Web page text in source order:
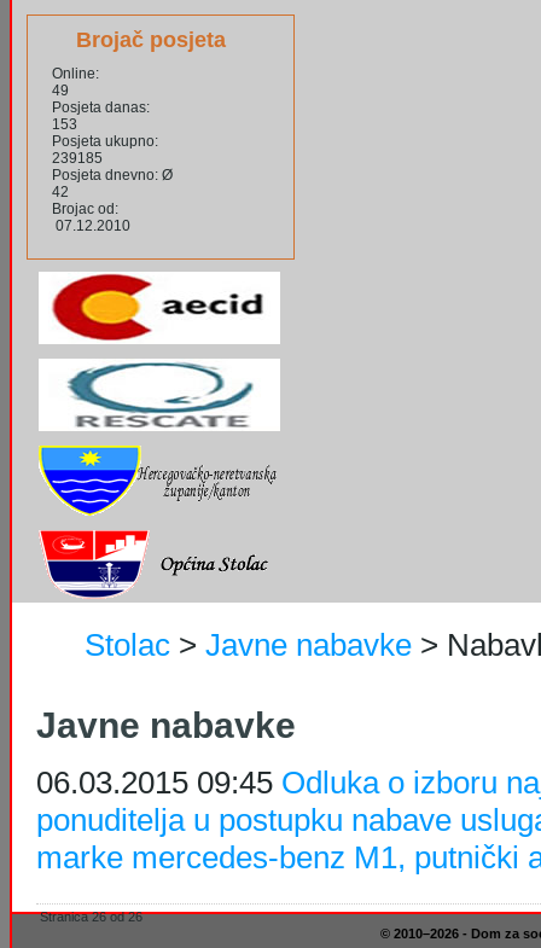
Brojač posjeta
Online:
49
Posjeta danas:
153
Posjeta ukupno:
239185
Posjeta dnevno: Ø
42
Brojac od:
07.12.2010
Stolac > Javne nabavke >
Javne nabavke
06.03.2015 09:45 Odluka o izboru
ponuditelja u postupku nabave
marke mercedes-benz M1, putnički
Stranica 26 od 26
© 2010–2026 - Dom za